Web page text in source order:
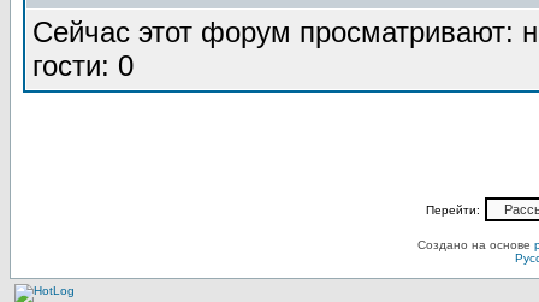
Сейчас этот форум просматривают:
гости: 0
Перейти:
Создано на основе